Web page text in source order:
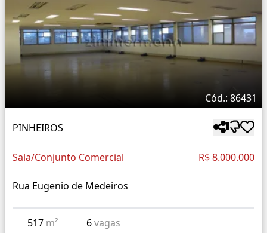
Cód.: 86431
PINHEIROS
Sala/Conjunto Comercial R$ 8.000.000
Rua Eugenio de Medeiros
517 m² 6vagas